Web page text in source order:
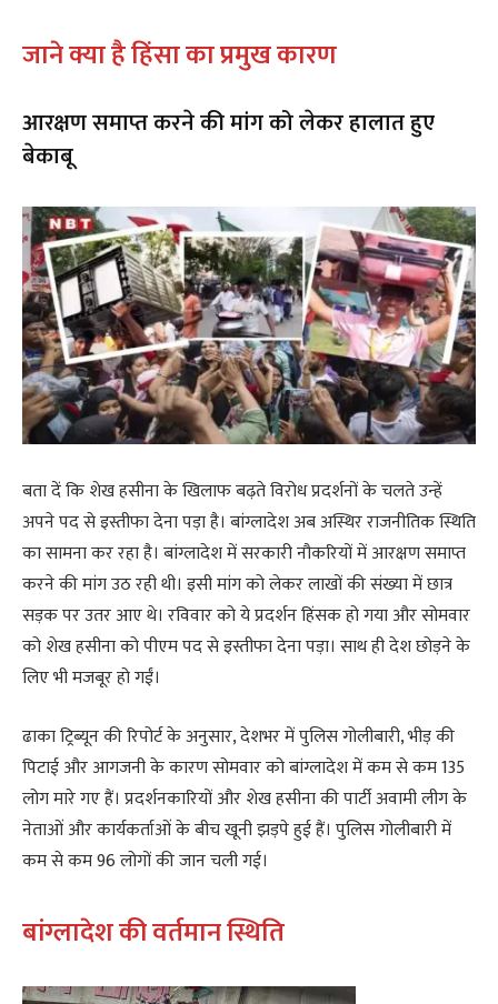
जाने क्या है हिंसा का प्रमुख कारण
आरक्षण समाप्त करने की मांग को लेकर हालात हुए
बेकाबू
बता दें कि शेख हसीना के खिलाफ बढ़ते विरोध प्रदर्शनों के चलते उन्हें
अपने पद से इस्तीफा देना पड़ा है। बांग्लादेश अब अस्थिर राजनीतिक स्थिति
का सामना कर रहा है। बांग्लादेश में सरकारी नौकरियों में आरक्षण समाप्त
करने की मांग उठ रही थी। इसी मांग को लेकर लाखों की संख्या में छात्र
सड़क पर उतर आए थे। रविवार को ये प्रदर्शन हिंसक हो गया और सोमवार
को शेख हसीना को पीएम पद से इस्तीफा देना पड़ा। साथ ही देश छोड़ने के
लिए भी मजबूर हो गईं।
ढाका ट्रिब्यून की रिपोर्ट के अनुसार, देशभर में पुलिस गोलीबारी, भीड़ की
पिटाई और आगजनी के कारण सोमवार को बांग्लादेश में कम से कम 135
लोग मारे गए हैं। प्रदर्शनकारियों और शेख हसीना की पार्टी अवामी लीग के
नेताओं और कार्यकर्ताओं के बीच खूनी झड़पे हुई हैं। पुलिस गोलीबारी में
कम से कम 96 लोगों की जान चली गई।
बांग्लादेश की वर्तमान स्थिति